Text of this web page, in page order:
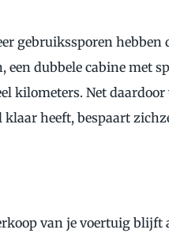
gebruikssporen hebben
een dubbele cabine met
kilometers. Net
heeft, bespaart
van je voertuig blijft